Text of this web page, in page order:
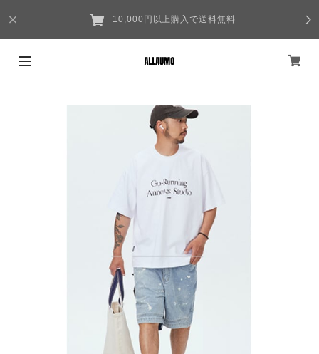
10,000円以上購入で送料無料